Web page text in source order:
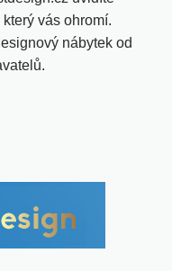
vás ohromí.
nábytek od